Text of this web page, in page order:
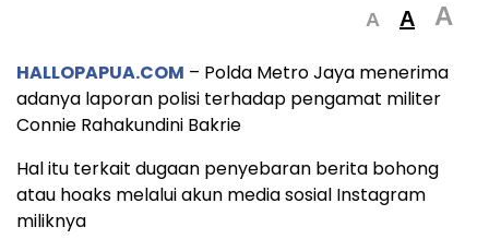
A A A
HALLOPAPUA.COM – Polda Metro Jaya menerima
adanya laporan polisi terhadap pengamat militer
Connie Rahakundini Bakrie
Hal itu terkait dugaan penyebaran berita bohong
atau hoaks melalui akun media sosial Instagram
miliknya